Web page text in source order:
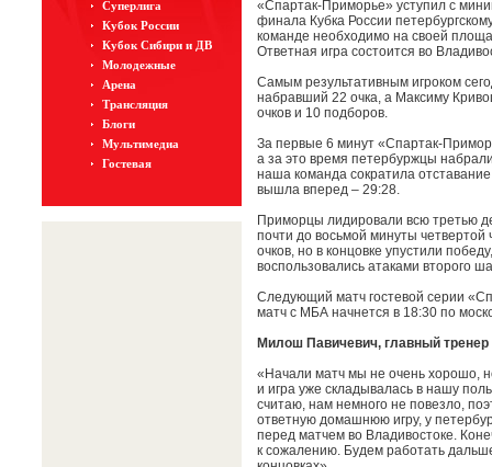
Суперлига
Кубок России
Кубок Сибири и ДВ
Молодежные
Арена
Трансляция
Блоги
Мультимедиа
Гостевая
«Спартак-Приморье» уступил с
финала Кубка России
команде необходимо на своей
Ответная игра состоится во
Самым результативным игроком
набравший 22 очка, а Максиму
очков и 10 подборов.
За первые 6 минут «Спартак-
а за это время петербуржцы
наша команда сократила
вышла вперед – 29:28.
Приморцы лидировали всю третью
почти до восьмой минуты
очков, но в концовке упустили
воспользовались атаками второго
Следующий матч гостевой серии
матч с МБА начнется в 18:30 по
Милош Павичевич, главный
«Начали матч мы не очень хорошо,
и игра уже складывалась в нашу
считаю, нам немного не повезло,
ответную домашнюю игру, у
перед матчем во Владивостоке.
к сожалению. Будем работать